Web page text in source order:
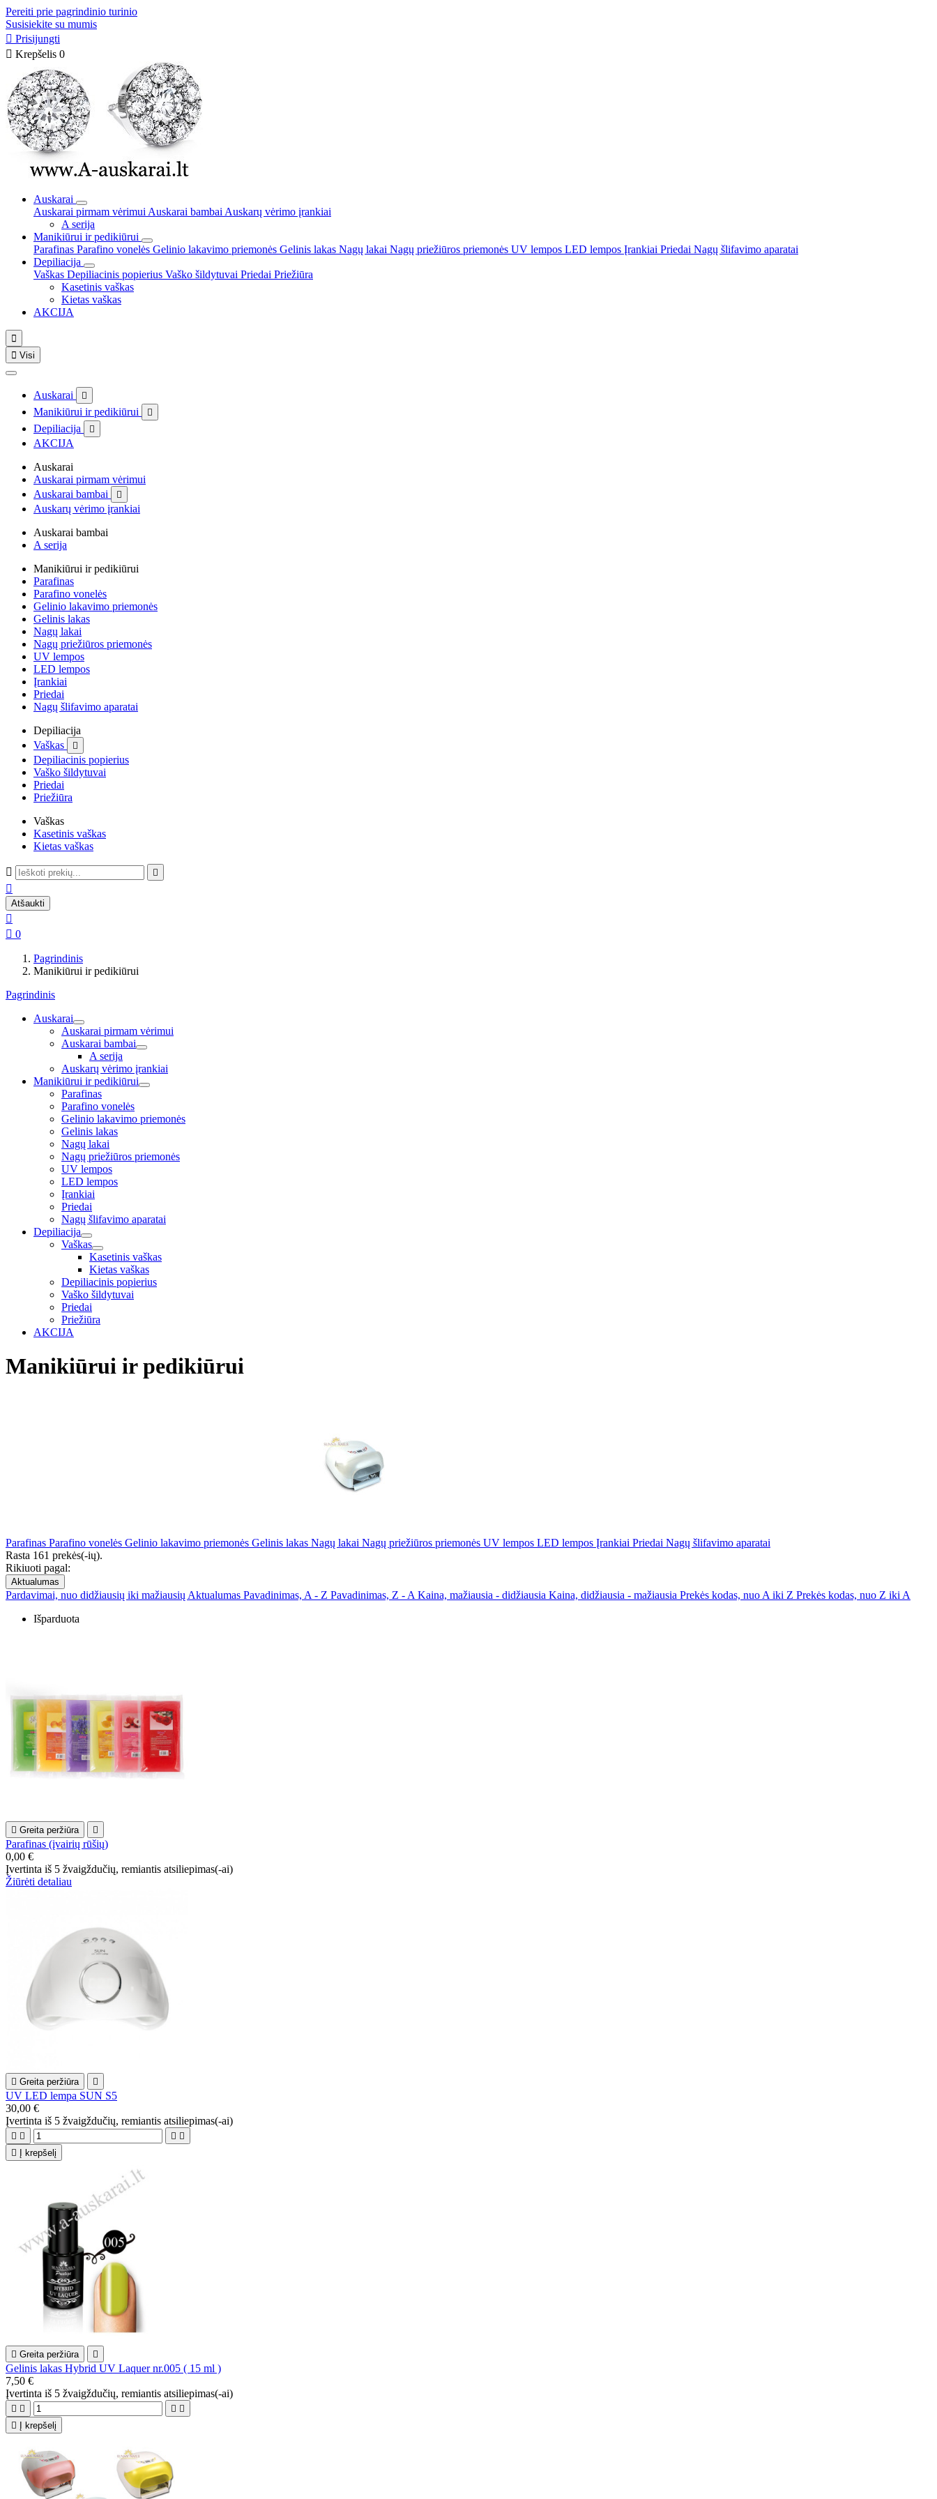
Pereiti prie pagrindinio turinio
Susisiekite su mumis
 Prisijungti
 Krepšelis 0
Auskarai
Auskarai pirmam vėrimui Auskarai bambai Auskarų vėrimo įrankiai
A serija
Manikiūrui ir pedikiūrui
Parafinas Parafino vonelės Gelinio lakavimo priemonės Gelinis lakas Nagų lakai Nagų priežiūros priemonės UV lempos LED lempos Įrankiai Priedai Nagų šlifavimo aparatai
Depiliacija
Vaškas Depiliacinis popierius Vaško šildytuvai Priedai Priežiūra
Kasetinis vaškas
Kietas vaškas
AKCIJA

 Visi
Auskarai 
Manikiūrui ir pedikiūrui 
Depiliacija 
AKCIJA
Auskarai
Auskarai pirmam vėrimui
Auskarai bambai

Auskarų vėrimo įrankiai
Auskarai bambai
A serija
Manikiūrui ir pedikiūrui
Parafinas
Parafino vonelės
Gelinio lakavimo priemonės
Gelinis lakas
Nagų lakai
Nagų priežiūros priemonės
UV lempos
LED lempos
Įrankiai
Priedai
Nagų šlifavimo aparatai
Depiliacija
Vaškas

Depiliacinis popierius
Vaško šildytuvai
Priedai
Priežiūra
Vaškas
Kasetinis vaškas
Kietas vaškas
 

Atšaukti

 0
Pagrindinis
Manikiūrui ir pedikiūrui
Pagrindinis
Auskarai
Auskarai pirmam vėrimui
Auskarai bambai
A serija
Auskarų vėrimo įrankiai
Manikiūrui ir pedikiūrui
Parafinas
Parafino vonelės
Gelinio lakavimo priemonės
Gelinis lakas
Nagų lakai
Nagų priežiūros priemonės
UV lempos
LED lempos
Įrankiai
Priedai
Nagų šlifavimo aparatai
Depiliacija
Vaškas
Kasetinis vaškas
Kietas vaškas
Depiliacinis popierius
Vaško šildytuvai
Priedai
Priežiūra
AKCIJA
Manikiūrui ir pedikiūrui
Parafinas Parafino vonelės Gelinio lakavimo priemonės Gelinis lakas Nagų lakai Nagų priežiūros priemonės UV lempos LED lempos Įrankiai Priedai Nagų šlifavimo aparatai
Rasta 161 prekės(-ių).
Rikiuoti pagal:
Aktualumas
Pardavimai, nuo didžiausių iki mažiausių Aktualumas Pavadinimas, A - Z Pavadinimas, Z - A Kaina, mažiausia - didžiausia Kaina, didžiausia - mažiausia Prekės kodas, nuo A iki Z Prekės kodas, nuo Z iki A
Išparduota
 Greita peržiūra 
Parafinas (įvairių rūšių)
0,00 €
Įvertinta iš 5 žvaigždučių, remiantis atsiliepimas(-ai)
Žiūrėti detaliau
 Greita peržiūra 
UV LED lempa SUN S5
30,00 €
Įvertinta iš 5 žvaigždučių, remiantis atsiliepimas(-ai)
   

Į krepšelį
 Greita peržiūra 
Gelinis lakas Hybrid UV Laquer nr.005 ( 15 ml )
7,50 €
Įvertinta iš 5 žvaigždučių, remiantis atsiliepimas(-ai)
   

Į krepšelį